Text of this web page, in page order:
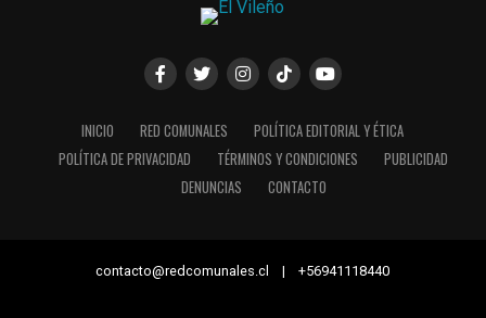
INICIO RED COMUNALES
POLÍTICA EDITORIAL Y ÉTICA
POLÍTICA DE PRIVACIDAD
TÉRMINOS Y CONDICIONES
PUBLICIDAD
DENUNCIAS
CONTACTO
contacto@redcomunales.cl | +56941118440